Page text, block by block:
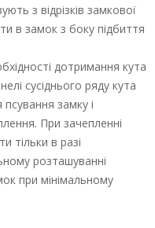
з відрізків замкової
в замок з боку підбиття
дотримання кута
сусіднього ряду кута
замку і
При зачепленні
тільки в разі
розташуванні
при мінімальному